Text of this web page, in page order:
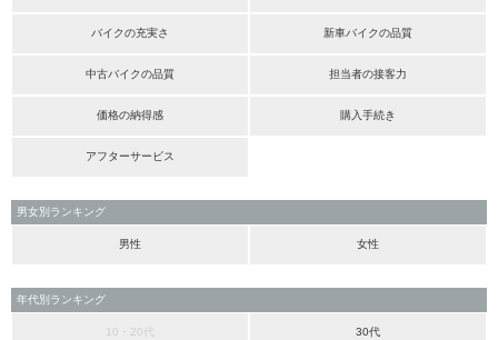
バイクの充実さ 新車バイクの品質
中古バイクの品質 担当者の接客力
価格の納得感 購入手続き
アフターサービス
男女別ランキング
男性 女性
年代別ランキング
10・20代 30代